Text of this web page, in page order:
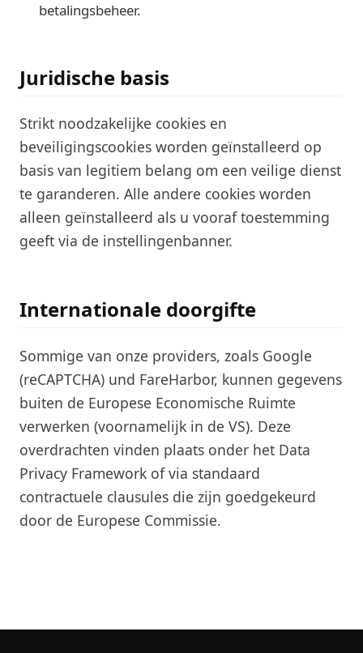
betalingsbeheer.
Juridische basis
Strikt noodzakelijke cookies en
beveiligingscookies worden geïnstalleerd op
basis van legitiem belang om een veilige dienst
te garanderen. Alle andere cookies worden
alleen geïnstalleerd als u vooraf toestemming
geeft via de instellingenbanner.
Internationale doorgifte
Sommige van onze providers, zoals Google
(reCAPTCHA) und FareHarbor, kunnen gegevens
buiten de Europese Economische Ruimte
verwerken (voornamelijk in de VS). Deze
overdrachten vinden plaats onder het Data
Privacy Framework of via standaard
contractuele clausules die zijn goedgekeurd
door de Europese Commissie.